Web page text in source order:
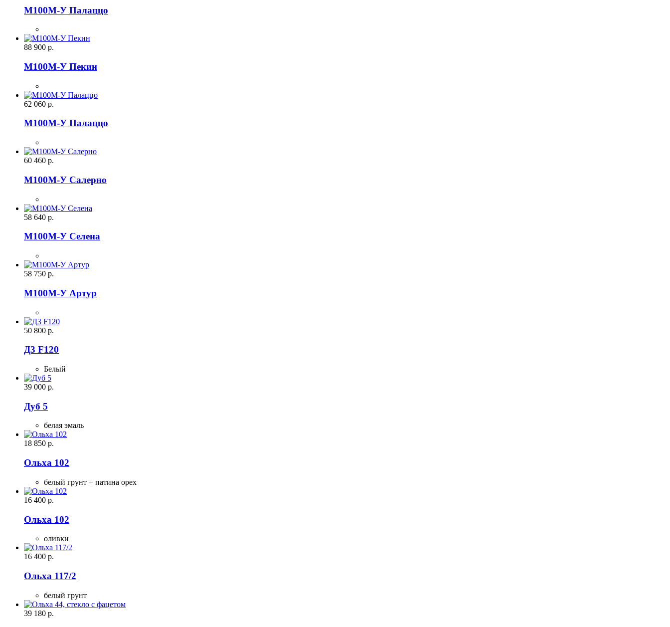
М100М-У Палаццо
88 900 р.
М100М-У Пекин
62 060 р.
М100М-У Палаццо
60 460 р.
М100М-У Салерно
58 640 р.
М100М-У Селена
58 750 р.
М100М-У Артур
50 800 р.
Д3 F120
Белый
39 000 р.
Дуб 5
белая эмаль
18 850 р.
Ольха 102
белый грунт + патина орех
16 400 р.
Ольха 102
оливки
16 400 р.
Ольха 117/2
белый грунт
39 180 р.